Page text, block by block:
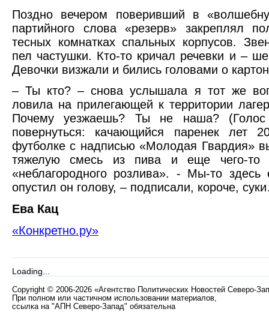
Поздно вечером поверивший в
партийного слова «резерв» закреплял
тесных комнатках спальных корпусов.
пел частушки. Кто-то кричал речевки и –
Девочки визжали и бились головами о
– Ты кто? – снова услышала я тот же
ловила на прилегающей к территории
Почему уезжаешь? Ты не наша? (Голос
повернуться: качающийся паренек лет
футболке с надписью «Молодая Гвардия»
тяжелую смесь из пива и еще чего-то
«неблагородного розлива». - Мы-то
опустил он голову, – подписали, короче,
Ева Кац
«Конкретно.ру»
Loading...
Copyright © 2006-2026 «Агентство Политических Новостей Северо-
При полном или частичном использовании материалов,
ссылка на "АПН Северо-Запад" обязательна